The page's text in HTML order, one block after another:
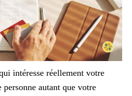
intéresse réellement votre
personne autant que votre